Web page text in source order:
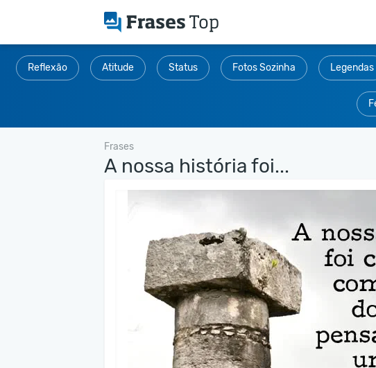
Reflexão Atitude Status Fotos Sozinha Legendas
Frases
A nossa história foi...